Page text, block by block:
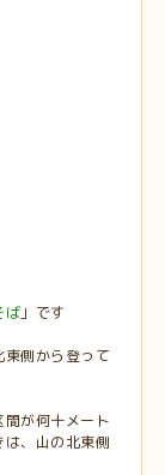
ば 」です
側から登って
が何十メート
、山の北東側